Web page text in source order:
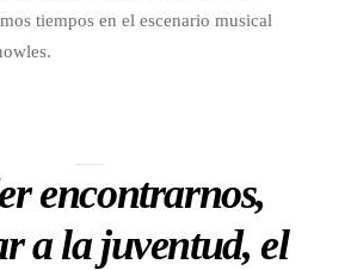
tiempos en el escenario musical
encontrarnos,
a la juventud, el